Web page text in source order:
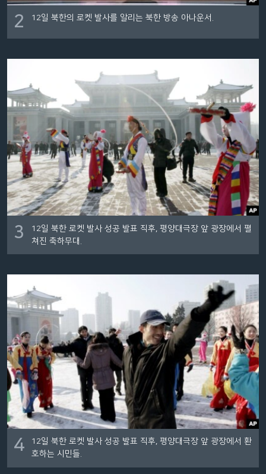
2 12일 북한의 로켓 발사를 알리는 북한 방송 아나운서.
3
12일 북한 로켓 발사 성공 발표 직후, 평양대극장 앞 광장에서 펼
쳐진 축하무대.
4
12일 북한 로켓 발사 성공 발표 직후, 평양대극장 앞 광장에서 환
호하는 시민들.